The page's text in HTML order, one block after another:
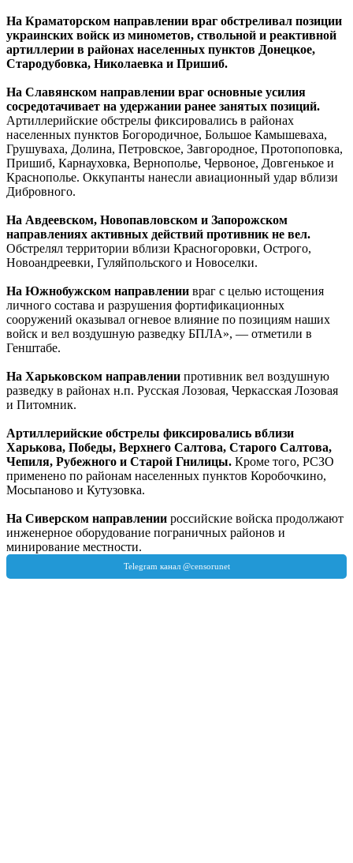
На Краматорском направлении враг обстреливал позиции
украинских войск из минометов, ствольной и реактивной
артиллерии в районах населенных пунктов Донецкое,
Стародубовка, Николаевка и Пришиб.
На Славянском направлении враг основные усилия
сосредотачивает на удержании ранее занятых позиций.
Артиллерийские обстрелы фиксировались в районах
населенных пунктов Богородичное, Большое Камышеваха,
Грушуваха, Долина, Петровское, Завгородное, Протопоповка,
Пришиб, Карнауховка, Вернополье, Червоное, Довгенькое и
Краснополье. Оккупанты нанесли авиационный удар вблизи
Дибровного.
На Авдеевском, Новопавловском и Запорожском
направлениях активных действий противник не вел.
Обстрелял территории вблизи Красногоровки, Острого,
Новоандреевки, Гуляйпольского и Новоселки.
На Южнобужском направлении враг с целью истощения
личного состава и разрушения фортификационных
сооружений оказывал огневое влияние по позициям наших
войск и вел воздушную разведку БПЛА», — отметили в
Генштабе.
На Харьковском направлении противник вел воздушную
разведку в районах н.п. Русская Лозовая, Черкасская Лозовая
и Питомник.
Артиллерийские обстрелы фиксировались вблизи
Харькова, Победы, Верхнего Салтова, Старого Салтова,
Чепиля, Рубежного и Старой Гнилицы. Кроме того, РСЗО
применено по районам населенных пунктов Коробочкино,
Мосьпаново и Кутузовка.
На Сиверском направлении российские войска продолжают
инженерное оборудование пограничных районов и
минирование местности.